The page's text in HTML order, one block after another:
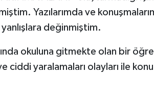
Yazılarımda ve
yanlışlara değinmiştim.
okuluna gitmekte olan bir
ciddi yaralamaları olayları ile